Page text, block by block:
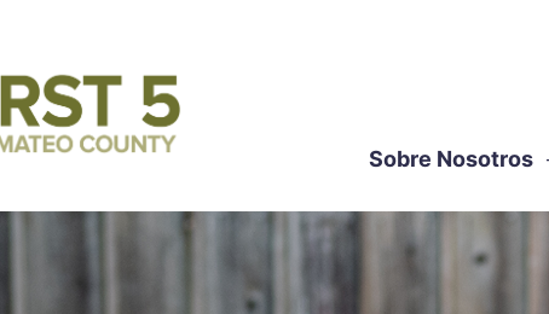
Sobre Nosotros